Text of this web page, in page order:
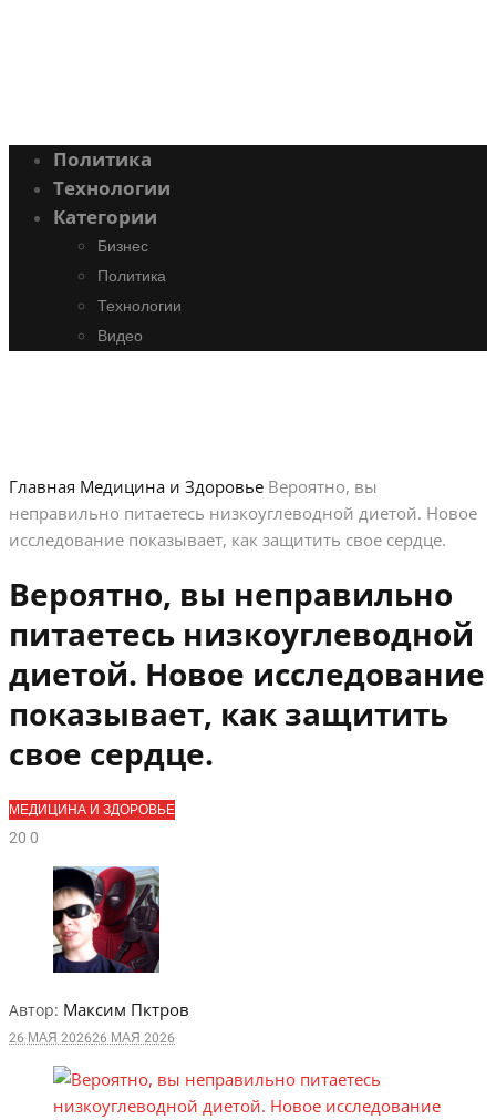
Политика
Технологии
Категории
Бизнес
Политика
Технологии
Видео
Главная Медицина и Здоровье Вероятно, вы
неправильно питаетесь низкоуглеводной диетой. Новое
исследование показывает, как защитить свое сердце.
Вероятно, вы неправильно
питаетесь низкоуглеводной
диетой. Новое исследование
показывает, как защитить
свое сердце.
МЕДИЦИНА И ЗДОРОВЬЕ
200
Автор: Максим Пктров
26 МАЯ 202626 МАЯ 2026